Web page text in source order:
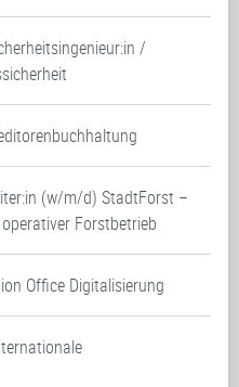
/
(w/m/d) StadtForst –
Forstbetrieb
Office Digitalisierung